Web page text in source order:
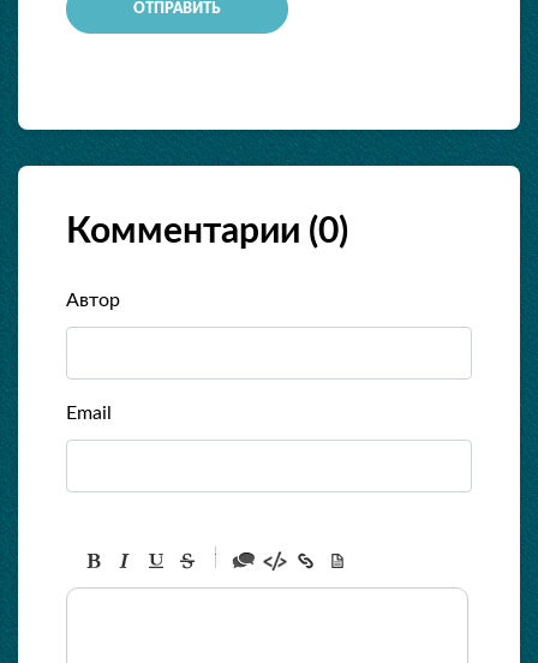
ОТПРАВИТЬ
Комментарии (0)
Автор
Email
-
-